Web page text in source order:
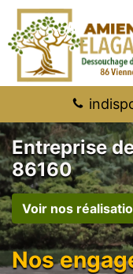
Entreprise
86160
Voir nos
Nos